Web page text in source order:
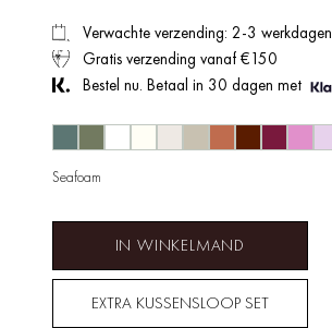
Verwachte verzending: 2-3 werkdagen
Gratis verzending vanaf €150
Bestel nu. Betaal in 30 dagen met
Seafoam
IN WINKELMAND
EXTRA KUSSENSLOOP SET